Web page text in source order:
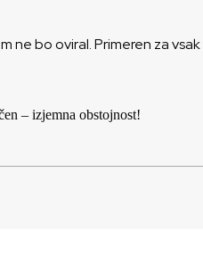
bo oviral. Primeren za
– izjemna obstojnost!